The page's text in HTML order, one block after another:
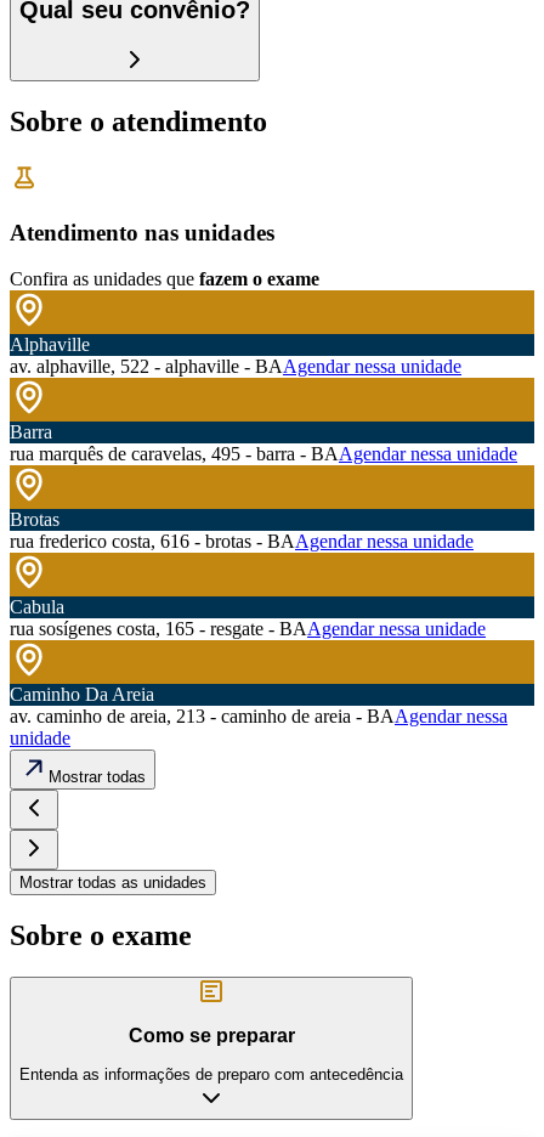
Qual seu convênio?
Sobre o atendimento
Atendimento nas unidades
Confira as unidades que fazem o exame
Alphaville
av. alphaville, 522 - alphaville - BAAgendar nessa unidade
Barra
rua marquês de caravelas, 495 - barra - BAAgendar nessa unidade
Brotas
rua frederico costa, 616 - brotas - BAAgendar nessa unidade
Cabula
rua sosígenes costa, 165 - resgate - BAAgendar nessa unidade
Caminho Da Areia
av. caminho de areia, 213 - caminho de areia - BAAgendar nessa
unidade
Mostrar todas
Mostrar todas as unidades
Sobre o exame
Como se preparar
Entenda as informações de preparo com antecedência